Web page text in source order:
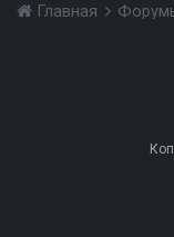
Главная